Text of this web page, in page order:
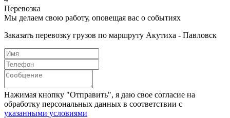
Перевозка
Мы делаем свою работу, оповещая вас о событиях
Заказать перевозку грузов по маршруту Акутиха - Павловск
Нажимая кнопку "Отправить", я даю свое согласие на
обработку персональных данных в соответствии с
указанными условиями